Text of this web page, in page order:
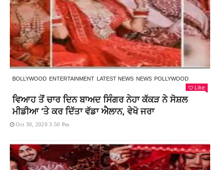
BOLLYWOOD ENTERTAINMENT LATEST NEWS NEWS POLLYWOOD
Like
ਵਿਆਹ ਤੋਂ ਚਾਰ ਦਿਨ ਬਾਅਦ ਸਿੰਗਰ ਨੇਹਾ ਕੱਕੜ ਨੇ ਸੋਸ਼ਲ
ਮੀਡੀਆ ‘ਤੇ ਕਰ ਦਿੱਤਾ ਵੱਡਾ ਐਲਾਨ, ਵੇਖੋ ਜਰਾ
Oct 30, 2020 3:50 Pm